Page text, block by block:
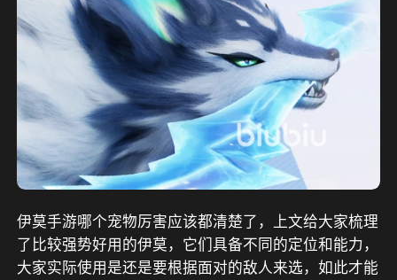
伊莫手游哪个宠物厉害应该都清楚了，上文给大家梳理
了比较强势好用的伊莫，它们具备不同的定位和能力，
大家实际使用是还是要根据面对的敌人来选，如此才能